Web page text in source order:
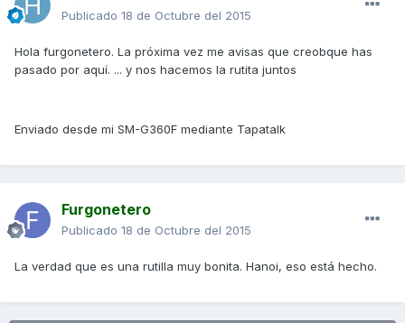
Publicado 18 de Octubre del 2015
Hola furgonetero. La próxima vez me avisas que creobque has
pasado por aquí. ... y nos hacemos la rutita juntos
Enviado desde mi SM-G360F mediante Tapatalk
Furgonetero
Publicado 18 de Octubre del 2015
La verdad que es una rutilla muy bonita. Hanoi, eso está hecho.